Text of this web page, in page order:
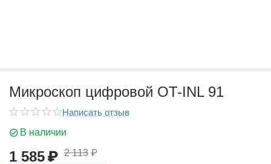
Микроскоп цифровой OT-INL 91
Написать отзыв
В наличии
1 585₽ 2 113 ₽